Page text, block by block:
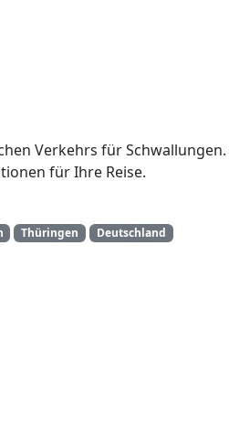
Verkehrs für
für Ihre Reise.
Thüringen Deutschland